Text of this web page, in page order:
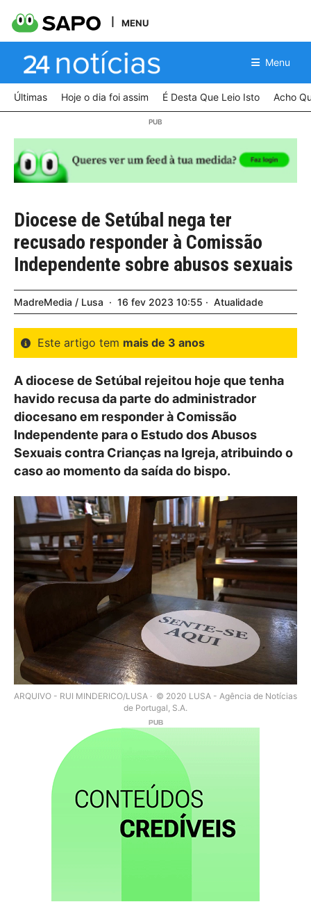
MENU
Menu
Últimas Hoje o dia foi assim É Desta Que Leio Isto Acho
Diocese de Setúbal nega ter
recusado responder à Comissão
Independente sobre abusos sexuais
MadreMedia / Lusa 16 fev 2023 10:55 Atualidade
Este artigo tem mais de 3 anos
A diocese de Setúbal rejeitou hoje que tenha
havido recusa da parte do administrador
diocesano em responder à Comissão
Independente para o Estudo dos Abusos
Sexuais contra Crianças na Igreja, atribuindo o
caso ao momento da saída do bispo.
ARQUIVO - RUI MINDERICO/LUSA
© 2020 LUSA - Agência de Notícias
de Portugal, S.A.